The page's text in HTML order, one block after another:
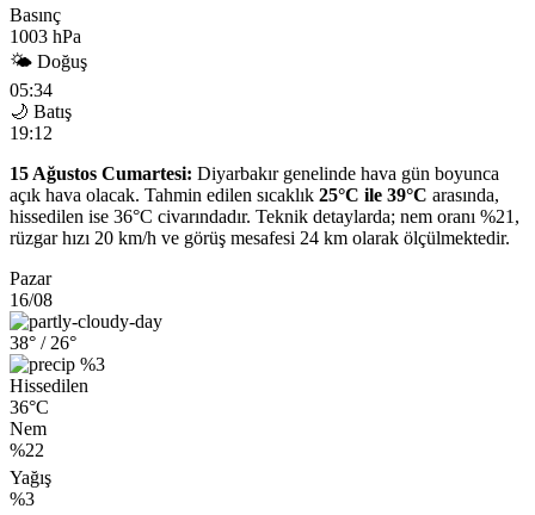
Basınç
1003 hPa
🌤 Doğuş
05:34
🌙 Batış
19:12
15 Ağustos Cumartesi: Diyarbakır genelinde hava gün boyunca
açık hava olacak. Tahmin edilen sıcaklık 25°C ile 39°C arasında,
hissedilen ise 36°C civarındadır. Teknik detaylarda; nem oranı %21,
rüzgar hızı 20 km/h ve görüş mesafesi 24 km olarak ölçülmektedir.
Pazar
16/08
38° / 26°
%3
Hissedilen
36°C
Nem
%22
Yağış
%3